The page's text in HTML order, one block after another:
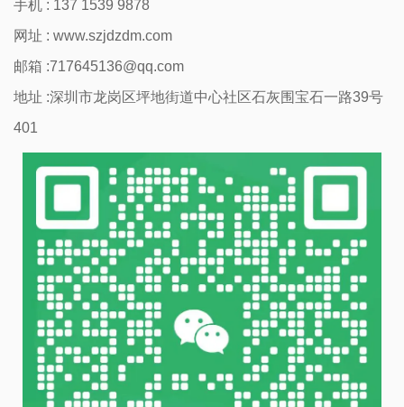
手机 : 137 1539 9878
网址 : www.szjdzdm.com
邮箱 :717645136@qq.com
地址 :深圳市龙岗区坪地街道中心社区石灰围宝石一路39号
401